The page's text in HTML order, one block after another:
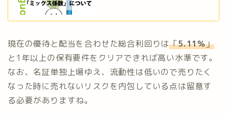
現在の優待と配当を合わせた総合利回りは「5.11％」
と1年以上の保有要件をクリアできれば高い水準です。
なお、名証単独上場ゆえ、流動性は低いので売りたく
なった時に売れないリスクを内包している点は留意す
る必要がありますね。